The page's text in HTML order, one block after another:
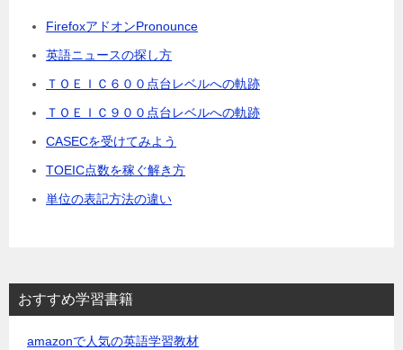
FirefoxアドオンPronounce
英語ニュースの探し方
ＴＯＥＩＣ６００点台レベルへの軌跡
ＴＯＥＩＣ９００点台レベルへの軌跡
CASECを受けてみよう
TOEIC点数を稼ぐ解き方
単位の表記方法の違い
おすすめ学習書籍
amazonで人気の英語学習教材